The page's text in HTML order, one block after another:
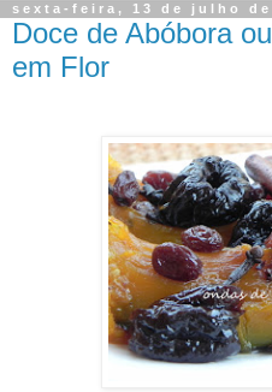
sexta-feira, 13 de julho de
Doce de Abóbora
em Flor